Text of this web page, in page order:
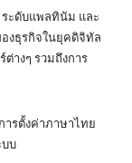
ระดับแพลทินัม และ
งธุรกิจในยุคดิจิทัล
างๆ รวมถึงการ
ารตั้งค่าภาษาไทย
บบ